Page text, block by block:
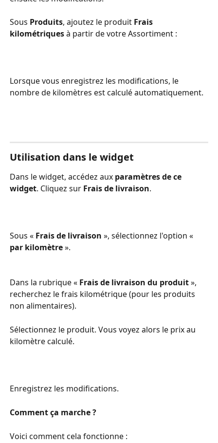
Sous Produits, ajoutez le produit Frais
kilométriques à partir de votre Assortiment :
Lorsque vous enregistrez les modifications, le
nombre de kilomètres est calculé automatiquement.
Utilisation dans le widget
Dans le widget, accédez aux paramètres de ce
widget. Cliquez sur Frais de livraison.
Sous « Frais de livraison », sélectionnez l'option «
par kilomètre ».
Dans la rubrique « Frais de livraison du produit »,
recherchez le frais kilométrique (pour les produits
non alimentaires).
Sélectionnez le produit. Vous voyez alors le prix au
kilomètre calculé.
Enregistrez les modifications.
Comment ça marche ?
Voici comment cela fonctionne :